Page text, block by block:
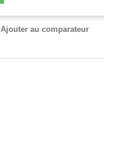
Ajouter au comparateur